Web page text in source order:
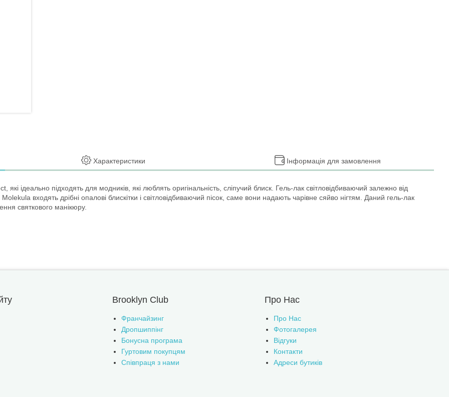
Характеристики Інформація для замовлення
ідеально підходять для модників, які люблять оригінальність, сліпучий блиск. Гель-лак світловідбиваючий залежно від
входять дрібні опалові блискітки і світловідбиваючий пісок, саме вони надають чарівне сяйво нігтям. Даний гель-лак
святкового манікюру.
Brooklyn Club
Франчайзинг
Дропшиппінг
Бонусна програма
Гуртовим покупцям
Співпраця з нами
Про Нас
Про Нас
Фотогалерея
Відгуки
Контакти
Адреси бутиків